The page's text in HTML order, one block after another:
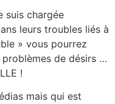
suis chargée
leurs troubles liés à
» vous pourrez
de désirs …
!
mais qui est